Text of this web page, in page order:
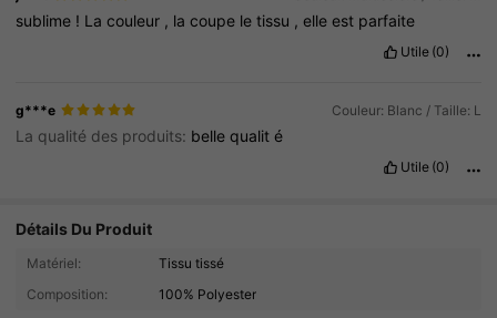
sublime ! Lacouleur , lacoupe letissu ,elleest parfaite
Utile (0)
g***e Couleur: Blanc / Taille: L
La qualité des produits: bellequalité
Utile (0)
Détails Du Produit
Matériel:
Tissu tissé
Composition:
100% Polyester